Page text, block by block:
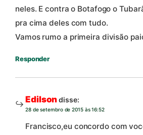
neles. E contra o Botafogo o
pra cima deles com tudo.
Vamos rumo a primeira divisão
Responder
Edilsondisse:
28 de setembro de 2015 às 16:52
Francisco,eu concordo com